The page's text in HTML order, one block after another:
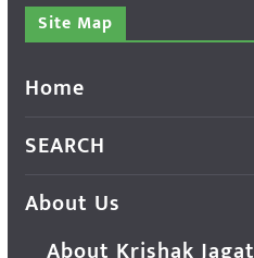
Site Map
Home
SEARCH
About Us